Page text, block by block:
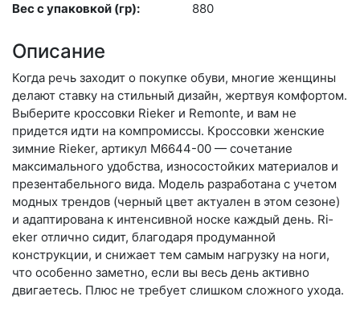
Вес с упаковкой (гр):
880
Описание
Когда речь заходит о покупке обуви, многие женщины
делают ставку на стильный дизайн, жертвуя комфортом.
Выберите крос­совки Rieker и Remonte, и вам не
придется идти на компромиссы. Кроссовки женские
зимние Rieker, артикул M6644-00 — сочетание
максимального удобства, износостойких материалов и
презентабельного вида. Модель разработана с учетом
модных трендов (чер­ный цвет актуален в этом сезоне)
и адаптирована к интенсивной носке каждый день. Ri­
eker отлично сидит, благодаря продуманной
конструкции, и снижает тем самым нагрузку на ноги,
что особенно заметно, если вы весь день активно
двигаетесь. Плюс не требует слишком сложного ухода.